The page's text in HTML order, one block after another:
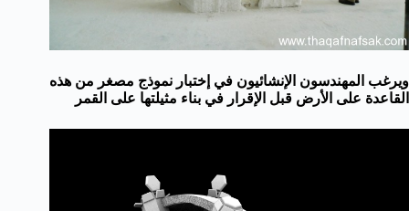
ويرغب المهندسون الإنشائيون في إختبار نموذج مصغر من هذه
القاعدة على الأرض قبل الإقرار في بناء مثيلتها على القمر